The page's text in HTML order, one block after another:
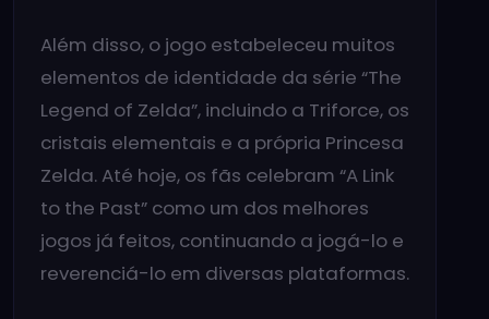
Além disso, o jogo estabeleceu muitos
elementos de identidade da série “The
Legend of Zelda”, incluindo a Triforce, os
cristais elementais e a própria Princesa
Zelda. Até hoje, os fãs celebram “A Link
to the Past” como um dos melhores
jogos já feitos, continuando a jogá-lo e
reverenciá-lo em diversas plataformas.